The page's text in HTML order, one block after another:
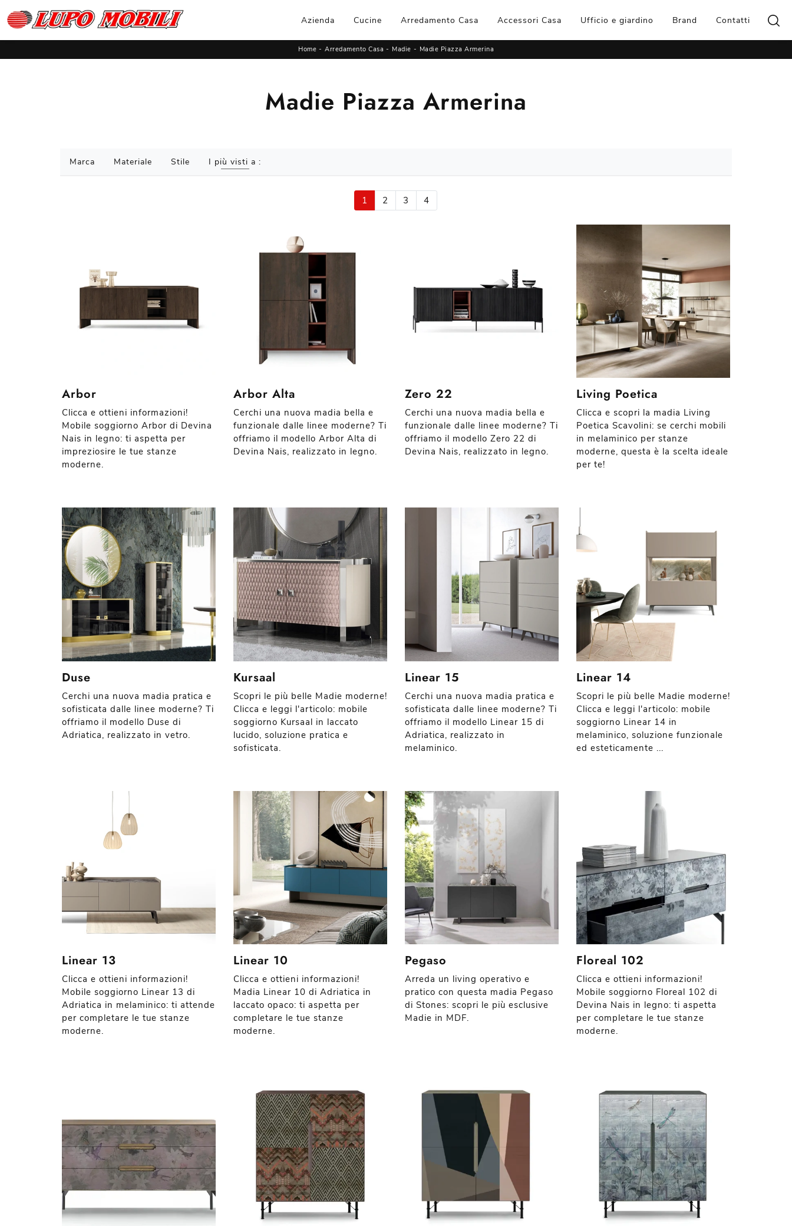
Azienda Cucine Arredamento Casa Accessori Casa Ufficio e giardino Brand Contatti
Home - Arredamento Casa - Madie - Madie Piazza Armerina
Madie Piazza Armerina
Marca Materiale Stile I più visti a :
1 2 3 4
Arbor
Clicca e ottieni informazioni!
Mobile soggiorno Arbor di Devina
Nais in legno: ti aspetta per
impreziosire le tue stanze
moderne.
Arbor Alta
Cerchi una nuova madia bella e
funzionale dalle linee moderne? Ti
offriamo il modello Arbor Alta di
Devina Nais, realizzato in legno.
Zero 22
Cerchi una nuova madia bella e
funzionale dalle linee moderne? Ti
offriamo il modello Zero 22 di
Devina Nais, realizzato in legno.
Living Poetica
Clicca e scopri la madia Living
Poetica Scavolini: se cerchi mobili
in melaminico per stanze
moderne, questa è la scelta ideale
per te!
Duse
Cerchi una nuova madia pratica e
sofisticata dalle linee moderne? Ti
offriamo il modello Duse di
Adriatica, realizzato in vetro.
Kursaal
Scopri le più belle Madie moderne!
Clicca e leggi l'articolo: mobile
soggiorno Kursaal in laccato
lucido, soluzione pratica e
sofisticata.
Linear 15
Cerchi una nuova madia pratica e
sofisticata dalle linee moderne? Ti
offriamo il modello Linear 15 di
Adriatica, realizzato in
melaminico.
Linear 14
Scopri le più belle Madie moderne!
Clicca e leggi l'articolo: mobile
soggiorno Linear 14 in
melaminico, soluzione funzionale
ed esteticamente ...
Linear 13
Clicca e ottieni informazioni!
Mobile soggiorno Linear 13 di
Adriatica in melaminico: ti attende
per completare le tue stanze
moderne.
Linear 10
Clicca e ottieni informazioni!
Madia Linear 10 di Adriatica in
laccato opaco: ti aspetta per
completare le tue stanze
moderne.
Pegaso
Arreda un living operativo e
pratico con questa madia Pegaso
di Stones: scopri le più esclusive
Madie in MDF.
Floreal 102
Clicca e ottieni informazioni!
Mobile soggiorno Floreal 102 di
Devina Nais in legno: ti aspetta
per completare le tue stanze
moderne.